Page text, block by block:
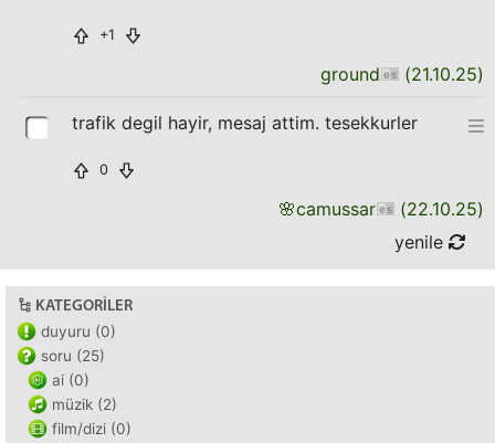
+1
ground (21.10.25)
trafik degil hayir, mesaj attim. tesekkurler
0
🌸camussar (22.10.25)
yenile
KATEGORILER
duyuru (0)
soru (25)
ai (0)
müzik (2)
film/dizi (0)